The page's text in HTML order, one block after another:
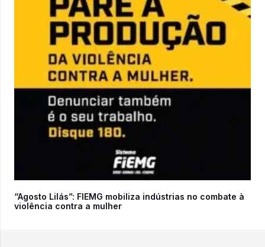
“Agosto Lilás”: FIEMG mobiliza indústrias no combate à
violência contra a mulher